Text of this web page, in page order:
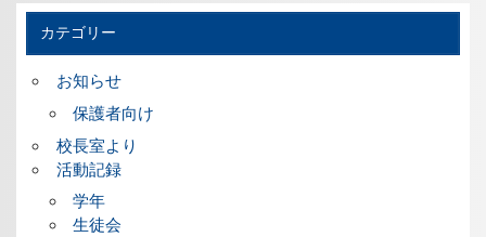
カテゴリー
お知らせ
保護者向け
校長室より
活動記録
学年
生徒会